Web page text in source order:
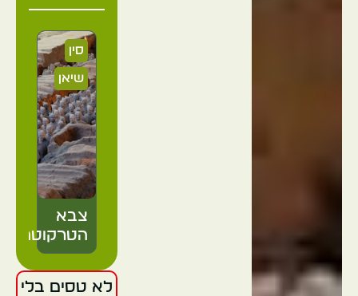
סין
שיאן
צבא
הטרקוטה
לא טסים בלי